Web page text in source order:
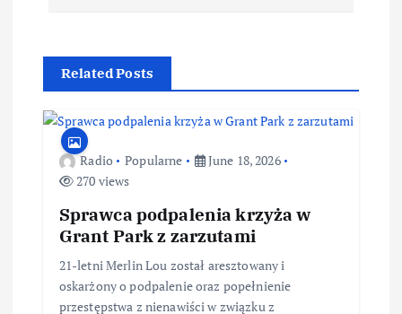
Related Posts
Radio Popularne
June 18, 2026
270 views
Sprawca podpalenia krzyża w
Grant Park z zarzutami
21-letni Merlin Lou został aresztowany i
oskarżony o podpalenie oraz popełnienie
przestępstwa z nienawiści w związku z